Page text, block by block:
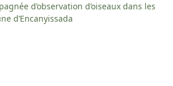
d’observation d’oiseaux dans les
d’Encanyissada